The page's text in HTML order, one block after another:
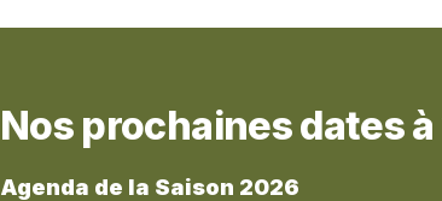
Nos prochaines dates
Agenda de la Saison 2026